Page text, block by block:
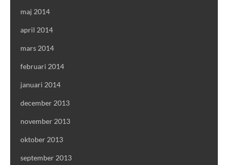
maj 2014
april 2014
mars 2014
februari 2014
januari 2014
december 2013
november 2013
oktober 2013
september 2013